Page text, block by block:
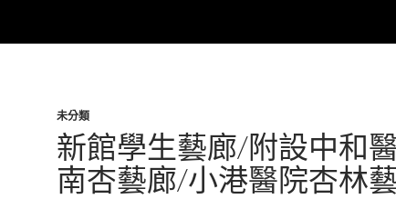
未分類
新館學生藝廊/附設中和
南杏藝廊/小港醫院杏林